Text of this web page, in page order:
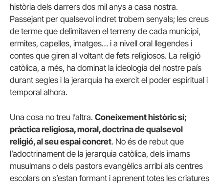
història dels darrers dos mil anys a casa nostra.
Passejant per qualsevol indret trobem senyals; les creus
de terme que delimitaven el terreny de cada municipi,
ermites, capelles, imatges… i a nivell oral llegendes i
contes que giren al voltant de fets religiosos. La religió
catòlica, a més, ha dominat la ideologia del nostre país
durant segles i la jerarquia ha exercit el poder espiritual i
temporal alhora.
Una cosa no treu l’altra. Coneixement històric sí;
pràctica religiosa, moral, doctrina de qualsevol
religió, al seu espai concret. No és de rebut que
l’adoctrinament de la jerarquia catòlica, dels imams
musulmans o dels pastors evangèlics arribi als centres
escolars on s’estan formant i aprenent totes les criatures